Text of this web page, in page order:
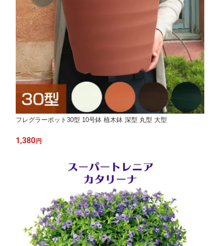
フレグラーポット30型 10号鉢 植木鉢 深型 丸型 大型
1,380円